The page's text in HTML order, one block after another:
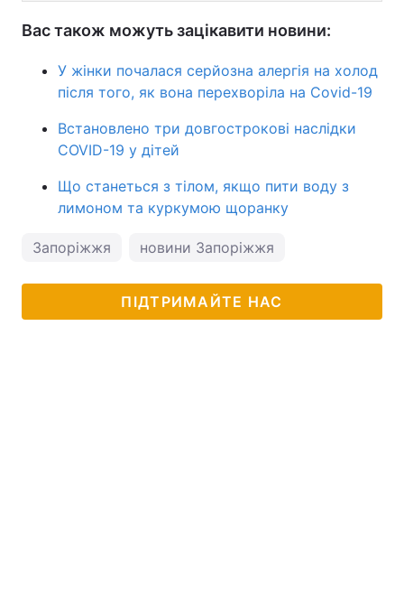
Вас також можуть зацікавити новини:
У жінки почалася серйозна алергія на холод
після того, як вона перехворіла на Covid-19
Встановлено три довгострокові наслідки
COVID-19 у дітей
Що станеться з тілом, якщо пити воду з
лимоном та куркумою щоранку
Запоріжжя новини Запоріжжя
ПІДТРИМАЙТЕ НАС